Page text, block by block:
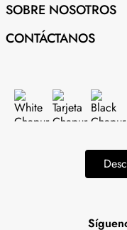
SOBRE NOSOTROS
CONTÁCTANOS